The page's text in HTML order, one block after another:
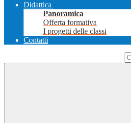
Didattica
Panoramica
Offerta formativa
I progetti delle classi
Contatti